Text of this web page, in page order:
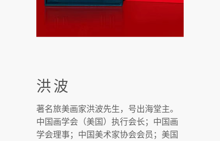
洪波
著名旅美画家洪波先生，号出海堂主。
中国画学会（美国）执行会长；中国画
学会理事；中国美术家协会会员；美国